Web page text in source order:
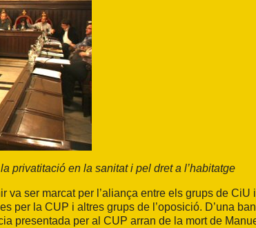
privatitació en la sanitat i pel dret a l’habitatge
va ser marcat per l’aliança entre els grups de CiU
per la CUP i altres grups de l’oposició. D’una
presentada per al CUP arran de la mort de